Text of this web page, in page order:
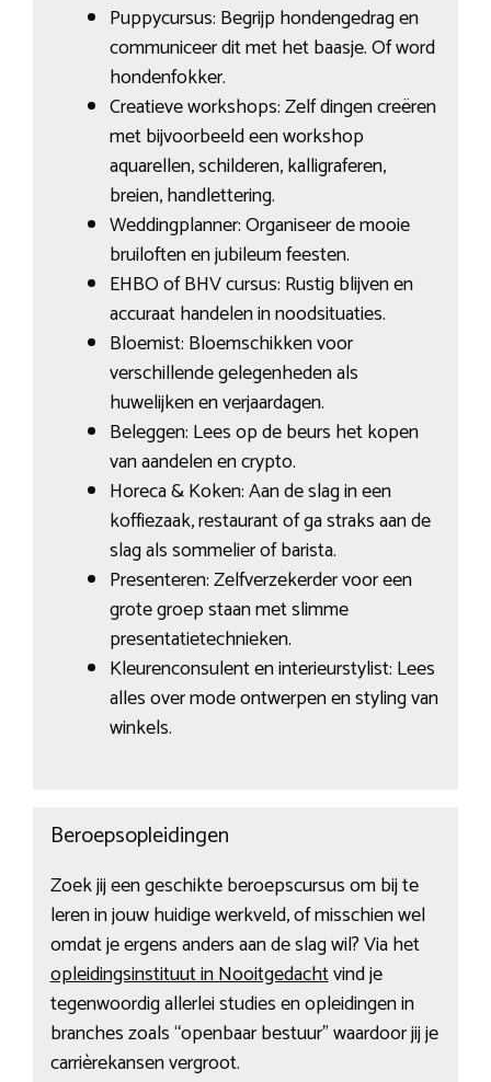
Puppycursus: Begrijp hondengedrag en
communiceer dit met het baasje. Of word
hondenfokker.
Creatieve workshops: Zelf dingen creëren
met bijvoorbeeld een workshop
aquarellen, schilderen, kalligraferen,
breien, handlettering.
Weddingplanner: Organiseer de mooie
bruiloften en jubileum feesten.
EHBO of BHV cursus: Rustig blijven en
accuraat handelen in noodsituaties.
Bloemist: Bloemschikken voor
verschillende gelegenheden als
huwelijken en verjaardagen.
Beleggen: Lees op de beurs het kopen
van aandelen en crypto.
Horeca & Koken: Aan de slag in een
koffiezaak, restaurant of ga straks aan de
slag als sommelier of barista.
Presenteren: Zelfverzekerder voor een
grote groep staan met slimme
presentatietechnieken.
Kleurenconsulent en interieurstylist: Lees
alles over mode ontwerpen en styling van
winkels.
Beroepsopleidingen
Zoek jij een geschikte beroepscursus om bij te
leren in jouw huidige werkveld, of misschien wel
omdat je ergens anders aan de slag wil? Via het
opleidingsinstituut in Nooitgedachtvind je
tegenwoordig allerlei studies en opleidingen in
branches zoals “openbaar bestuur” waardoor jij je
carrièrekansen vergroot.